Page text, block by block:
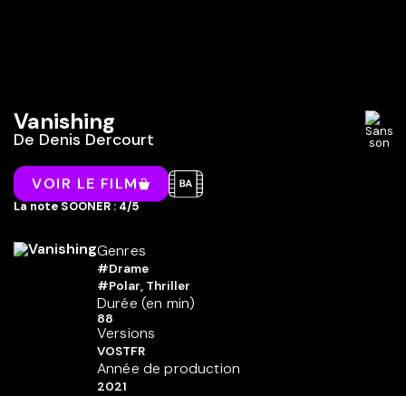
Vanishing
De Denis Dercourt
VOIR LE FILM
La note SOONER : 4/5
Genres
#Drame
#Polar, Thriller
Durée (en min)
88
Versions
VOSTFR
Année de production
2021